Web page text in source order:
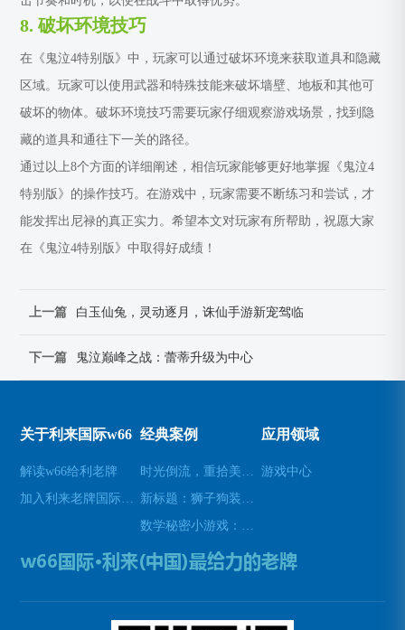
8. 破坏环境技巧
在《鬼泣4特别版》中，玩家可以通过破坏环境来获取道具和隐藏
区域。玩家可以使用武器和特殊技能来破坏墙壁、地板和其他可
破坏的物体。破坏环境技巧需要玩家仔细观察游戏场景，找到隐
藏的道具和通往下一关的路径。
通过以上8个方面的详细阐述，相信玩家能够更好地掌握《鬼泣4
特别版》的操作技巧。在游戏中，玩家需要不断练习和尝试，才
能发挥出尼禄的真正实力。希望本文对玩家有所帮助，祝愿大家
在《鬼泣4特别版》中取得好成绩！
上一篇 白玉仙兔，灵动逐月，诛仙手游新宠驾临
下一篇 鬼泣巅峰之战：蕾蒂升级为中心
关于利来国际w66
解读w66给利老牌
经典案例 应用领域
游戏中心